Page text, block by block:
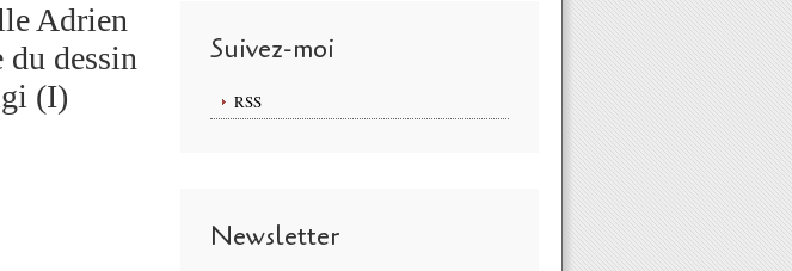
Adrien
dessin
(I)
Suivez-moi
RSS
Newsletter